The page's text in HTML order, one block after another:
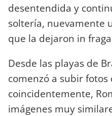
desentendida y
soltería, nuevamente
que la dejaron in
Desde las playas de
comenzó a subir fotos
coincidentemente,
imágenes muy